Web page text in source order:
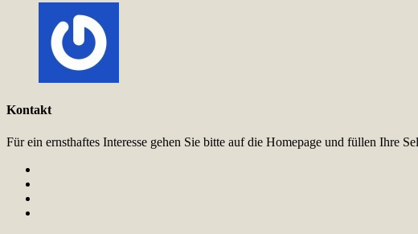
Kontakt
Für ein ernsthaftes Interesse gehen Sie bitte auf die Homepage und füllen Ihre